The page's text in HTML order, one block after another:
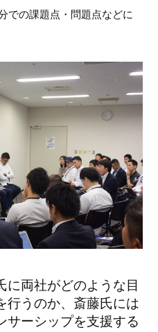
での課題点・問題点などに
に両社がどのような目
行うのか、斎藤氏には
サーシップを支援する